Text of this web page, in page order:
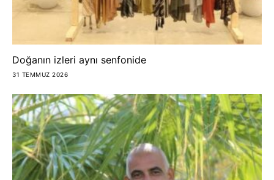
Doğanın izleri aynı senfonide
31 TEMMUZ 2026